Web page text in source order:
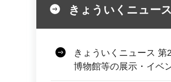
きょういくニュース
きょういくニュース
博物館等の展示・イベ